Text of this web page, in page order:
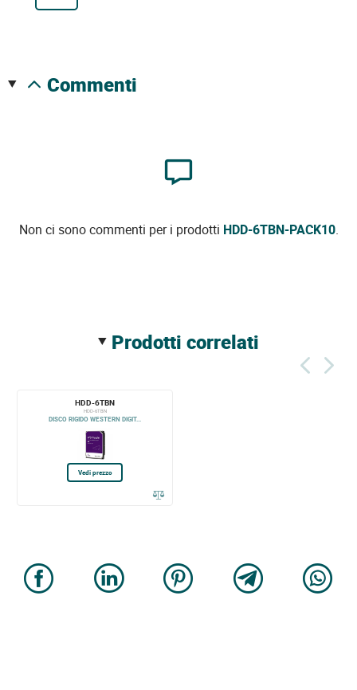
commenti
Non ci sono commenti per i prodotti HDD-6TBN-PACK10.
prodotti correlati
HDD-6TBN
HDD-6TBN
DISCO RIGIDO WESTERN DIGIT...
Vedi prezzo